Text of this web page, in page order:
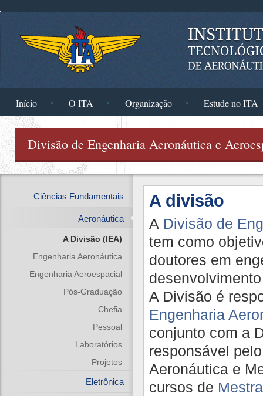
Início O ITA Organização Estude no ITA
Divisão de Engenharia Aeronáutica e
Você está aqui
Ciências Fundamentais
Aeronáutica
A Divisão (IEA)
Engenharia Aeronáutica
Engenharia Aeroespacial
Pós-Graduação
Chefia
Pessoal
Laboratórios
Projetos
Eletrônica
A divisão
A Divisão de
tem como
doutores em
A Divisão é
Engenharia
conjunto com a
responsável
Aeronáutica e
cursos de